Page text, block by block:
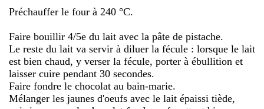
Préchauffer le four à 240 °C.
Faire bouillir 4/5e du lait avec la pâte de pistache.
Le reste du lait va servir à diluer la fécule : lorsque le lait
est bien chaud, y verser la fécule, porter à ébullition et
laisser cuire pendant 30 secondes.
Faire fondre le chocolat au bain-marie.
Mélanger les jaunes d'oeufs avec le lait épaissi tiède,